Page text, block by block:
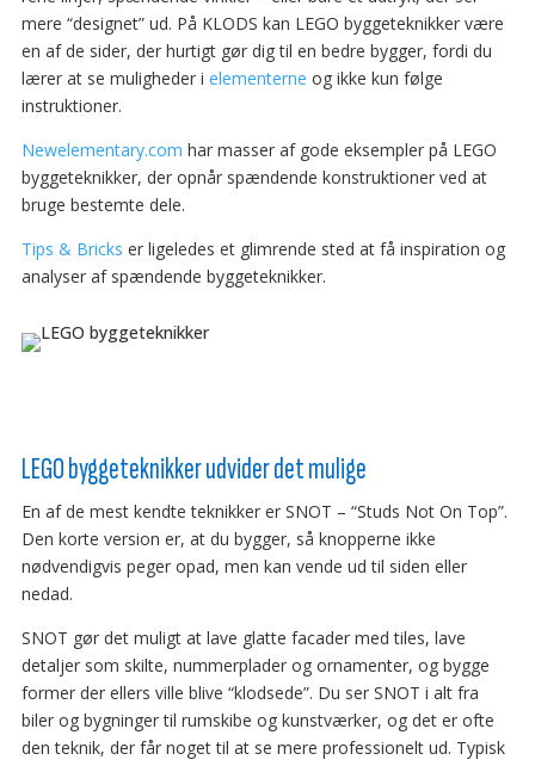
mere “designet” ud. På KLODS kan LEGO byggeteknikker være
en af de sider, der hurtigt gør dig til en bedre bygger, fordi du
lærer at se muligheder i elementerne og ikke kun følge
instruktioner.
Newelementary.com har masser af gode eksempler på LEGO
byggeteknikker, der opnår spændende konstruktioner ved at
bruge bestemte dele.
Tips & Bricks er ligeledes et glimrende sted at få inspiration og
analyser af spændende byggeteknikker.
LEGO byggeteknikker udvider det mulige
En af de mest kendte teknikker er SNOT – “Studs Not On Top”.
Den korte version er, at du bygger, så knopperne ikke
nødvendigvis peger opad, men kan vende ud til siden eller
nedad.
SNOT gør det muligt at lave glatte facader med tiles, lave
detaljer som skilte, nummerplader og ornamenter, og bygge
former der ellers ville blive “klodsede”. Du ser SNOT i alt fra
biler og bygninger til rumskibe og kunstværker, og det er ofte
den teknik, der får noget til at se mere professionelt ud. Typisk